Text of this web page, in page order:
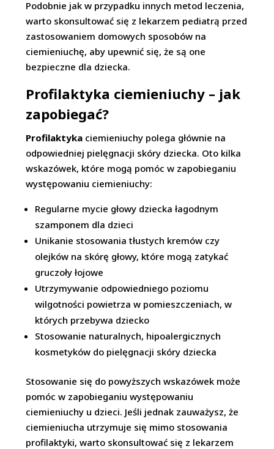
Podobnie jak w przypadku innych metod leczenia,
warto skonsultować się z lekarzem pediatrą przed
zastosowaniem domowych sposobów na
ciemieniuchę, aby upewnić się, że są one
bezpieczne dla dziecka.
Profilaktyka ciemieniuchy – jak
zapobiegać?
Profilaktyka ciemieniuchy polega głównie na
odpowiedniej pielęgnacji skóry dziecka. Oto kilka
wskazówek, które mogą pomóc w zapobieganiu
występowaniu ciemieniuchy:
Regularne mycie głowy dziecka łagodnym
szamponem dla dzieci
Unikanie stosowania tłustych kremów czy
olejków na skórę głowy, które mogą zatykać
gruczoły łojowe
Utrzymywanie odpowiedniego poziomu
wilgotności powietrza w pomieszczeniach, w
których przebywa dziecko
Stosowanie naturalnych, hipoalergicznych
kosmetyków do pielęgnacji skóry dziecka
Stosowanie się do powyższych wskazówek może
pomóc w zapobieganiu występowaniu
ciemieniuchy u dzieci. Jeśli jednak zauważysz, że
ciemieniucha utrzymuje się mimo stosowania
profilaktyki, warto skonsultować się z lekarzem